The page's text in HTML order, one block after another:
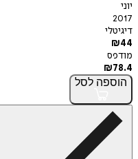
יוני
2017
דיגיטלי
₪44
מודפס
₪78.4
הוספה לסל